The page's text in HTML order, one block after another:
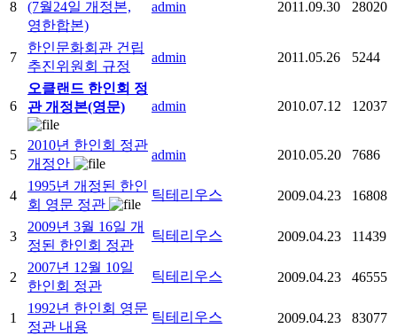
8
(7월24일 개정본,
영한합본)
admin 2011.09.30 28020
7
한인문화회관 건립
추진위원회 규정
admin 2011.05.26 5244
6
오클랜드 한인회 정
관 개정본(영문)
admin 2010.07.12 12037
5
2010년 한인회 정관
개정안
admin 2010.05.20 7686
4
1995년 개정된 한인
회 영문 정관
틱테리우스 2009.04.23 16808
3
2009년 3월 16일 개
정된 한인회 정관
틱테리우스 2009.04.23 11439
2
2007년 12월 10일
한인회 정관
틱테리우스 2009.04.23 46555
1
1992년 한인회 영문
정관 내용
틱테리우스 2009.04.23
83077